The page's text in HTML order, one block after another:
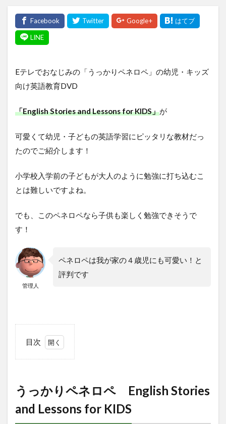
Eテレでおなじみの「うっかりペネロペ」の幼児・キッズ
向け英語教育DVD
「English Stories and Lessons for KIDS」が
可愛くて幼児・子どもの英語学習にピッタリな教材だっ
たのでご紹介します！
小学校入学前の子どもが大人のように勉強に打ち込むこ
とは難しいですよね。
でも、このペネロペなら子供も楽しく勉強できそうで
す！
管理人
ペネロペは我が家の４歳児にも可愛い！と
評判です
目次
English
Stories
and
うっかりペネロペ English Stories
and Lessons for KIDS